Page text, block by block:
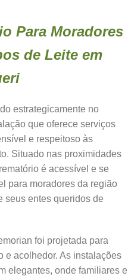
Para Moradores
de Leite em
estrategicamente no
que oferece serviços
e respeitoso às
Situado nas proximidades
é acessível e se
para moradores da região
seus entes queridos de
foi projetada para
e acolhedor. As instalações
elegantes, onde familiares e